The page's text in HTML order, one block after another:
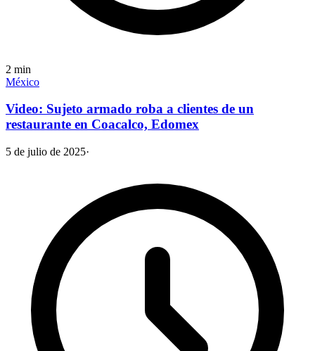
2 min
México
Video: Sujeto armado roba a clientes de un
restaurante en Coacalco, Edomex
5 de julio de 2025·